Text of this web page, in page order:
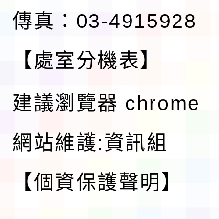
傳真：03-4915928
【處室分機表】
建議瀏覽器 chrome
網站維護:資訊組
【個資保護聲明】